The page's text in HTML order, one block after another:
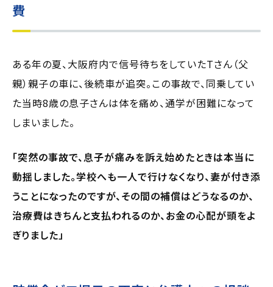
費
ある年の夏、大阪府内で信号待ちをしていたTさん（父
親）親子の車に、後続車が追突。この事故で、同乗してい
た当時8歳の息子さんは体を痛め、通学が困難になって
しまいました。
「突然の事故で、息子が痛みを訴え始めたときは本当に
動揺しました。学校へも一人で行けなくなり、妻が付き添
うことになったのですが、その間の補償はどうなるのか、
治療費はきちんと支払われるのか、お金の心配が頭をよ
ぎりました」